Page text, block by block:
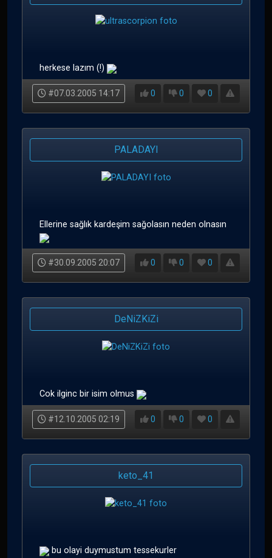
herkese lazım (!)
#07.03.2005 14:17 0 0 0
PALADAYI
Ellerine sağlık kardeşim sağolasın neden olnasın
#30.09.2005 20:07 0 0 0
DeNiZKiZi
Cok ilginc bir isim olmus
#12.10.2005 02:19 0 0 0
keto_41
bu olayi duymustum tessekurler